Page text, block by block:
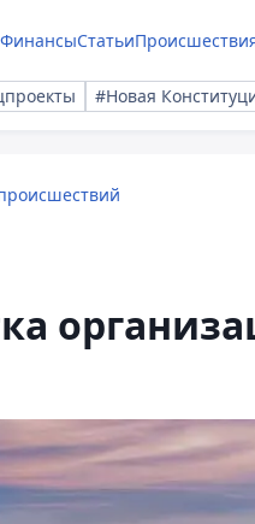
ФинансыСтатьи
#Новая